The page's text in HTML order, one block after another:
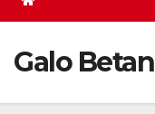
Galo